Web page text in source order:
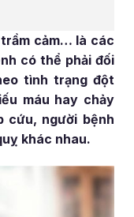
trầm cảm… là các
có thể phải đối
tình trạng đột
máu hay chảy
cứu, người bệnh
khác nhau.